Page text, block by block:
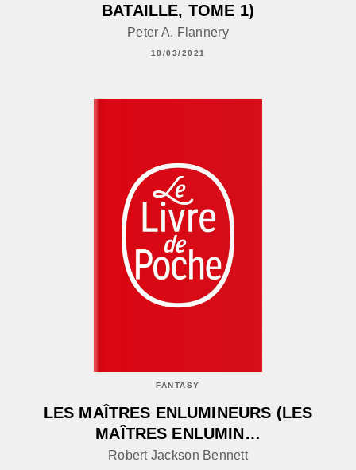
BATAILLE, TOME 1)
Peter A. Flannery
10/03/2021
FANTASY
LES MAÎTRES ENLUMINEURS (LES
MAÎTRES ENLUMIN…
Robert Jackson Bennett